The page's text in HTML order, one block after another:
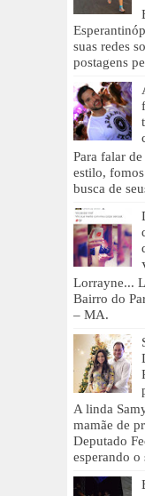
suas redes
postagens
Para falar
estilo,
busca de
Lorrayne...
Bairro do
– MA.
A linda
mamãe de
Deputado
esperando